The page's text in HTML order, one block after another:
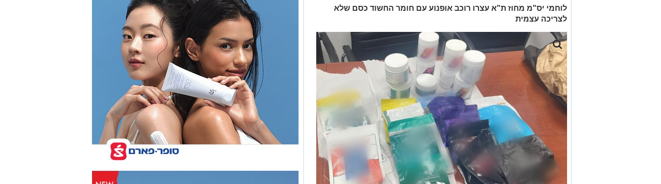
לוחמי יס"מ מחוז ת"א עצרו רוכב אופנוע עם חומר החשוד כסם שלא
לצריכה עצמית